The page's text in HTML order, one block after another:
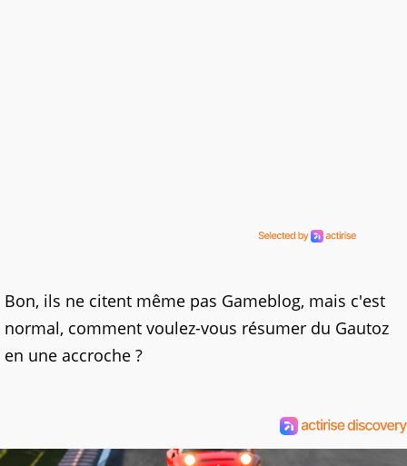
Bon, ils ne citent même pas Gameblog, mais c'est
normal, comment voulez-vous résumer du Gautoz
en une accroche ?